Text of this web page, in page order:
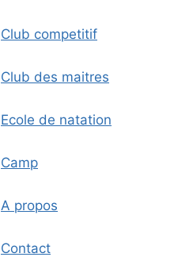
Club competitif
Club des maitres
Ecole de natation
Camp
A propos
Contact